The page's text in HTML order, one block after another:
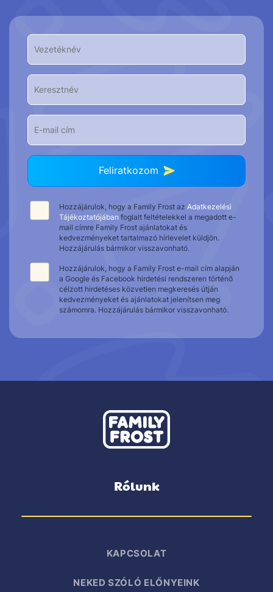
Feliratkozom
Hozzájárulok, hogy a Family Frost az Adatkezelési
Tájékoztatójában foglalt feltételekkel a megadott e-
mail címre Family Frost ajánlatokat és
kedvezményeket tartalmazó hírlevelet küldjön.
Hozzájárulás bármikor visszavonható.
Hozzájárulok, hogy a Family Frost e-mail cím alapján
a Google és Facebook hirdetési rendszeren történő
célzott hirdetéses közvetlen megkeresés útján
kedvezményeket és ajánlatokat jelenítsen meg
számomra. Hozzájárulás bármikor visszavonható.
Rólunk
KAPCSOLAT
NEKED SZÓLÓ ELŐNYEINK